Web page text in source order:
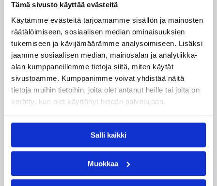
Tämä sivusto käyttää evästeitä
Käytämme evästeitä tarjoamamme sisällön ja mainosten
räätälöimiseen, sosiaalisen median ominaisuuksien
tukemiseen ja kävijämäärämme analysoimiseen. Lisäksi
jaamme sosiaalisen median, mainosalan ja analytiikka-
alan kumppaneillemme tietoja siitä, miten käytät
sivustoamme. Kumppanimme voivat yhdistää näitä
tietoja muihin tietoihin, joita olet antanut heille tai joita on
kerätty, kun olet käyttänyt heidän palvelujaan.
Salli kaikki
Muokkaa
Junioriturnaus 01.08.2026 16:34
Delfin Basket Tournament
31.7.-2.8. Tampereella
Koripallon kansainvälinen turnaus Delfin Basket
pelataan Tampereella tänä viikonloppuna.
Järjestyksessään 39. turnaus kerää yhteen 200
joukkuetta ja tuhansia koripallon ystäviä niin
Suomesta kuin ulkomailta.